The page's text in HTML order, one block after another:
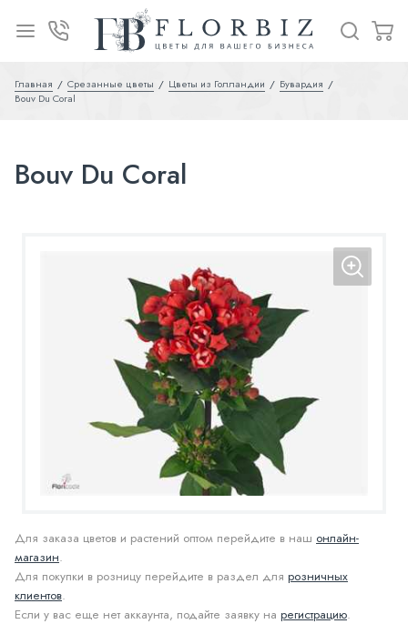
Главная Срезанные цветы Цветы из Голландии
Бувардия
Bouv Du Coral
Bouv Du Coral
Для заказа цветов и растений оптом перейдите в наш онлайн-
магазин.
Для покупки в розницу перейдите в раздел для розничных
клиентов.
Если у вас еще нет аккаунта, подайте заявку на регистрацию.